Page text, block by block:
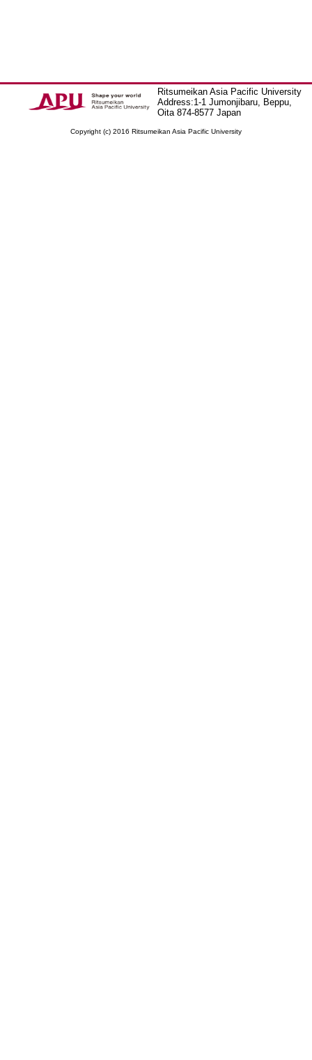
Ritsumeikan Asia Pacific University
Address:1-1 Jumonjibaru, Beppu,
Oita 874-8577 Japan
Copyright (c) 2016 Ritsumeikan Asia Pacific University